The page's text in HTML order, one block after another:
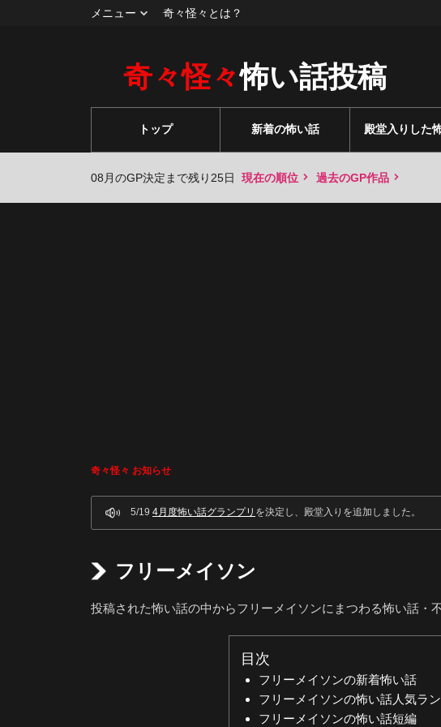
メニュー 奇々怪々とは？
奇々怪々怖い話投稿
トップ 新着の怖い話 殿堂入りした
08月のGP決定まで残り25日 現在の順位 過去のGP作品
奇々怪々 お知らせ
5/19 4月度怖い話グランプリ を決定し、殿堂入りを追加しました。
フリーメイソン
投稿された怖い話の中からフリーメイソンにまつわる怖い話・
目次
フリーメイソンの新着怖い話
フリーメイソンの怖い話人気ラ
フリーメイソンの怖い話短編